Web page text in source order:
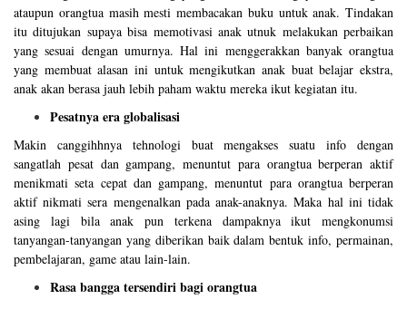
ataupun orangtua masih mesti membacakan buku untuk anak. Tindakan
itu ditujukan supaya bisa memotivasi anak utnuk melakukan perbaikan
yang sesuai dengan umurnya. Hal ini menggerakkan banyak orangtua
yang membuat alasan ini untuk mengikutkan anak buat belajar ekstra,
anak akan berasa jauh lebih paham waktu mereka ikut kegiatan itu.
Pesatnya era globalisasi
Makin canggihhnya tehnologi buat mengakses suatu info dengan
sangatlah pesat dan gampang, menuntut para orangtua berperan aktif
menikmati seta cepat dan gampang, menuntut para orangtua berperan
aktif nikmati sera mengenalkan pada anak-anaknya. Maka hal ini tidak
asing lagi bila anak pun terkena dampaknya ikut mengkonumsi
tanyangan-tanyangan yang diberikan baik dalam bentuk info, permainan,
pembelajaran, game atau lain-lain.
Rasa bangga tersendiri bagi orangtua